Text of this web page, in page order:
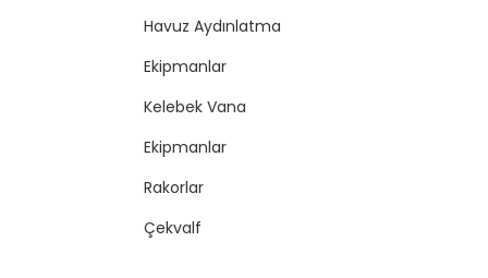
Havuz Aydınlatma
Ekipmanlar
Kelebek Vana
Ekipmanlar
Rakorlar
Çekvalf